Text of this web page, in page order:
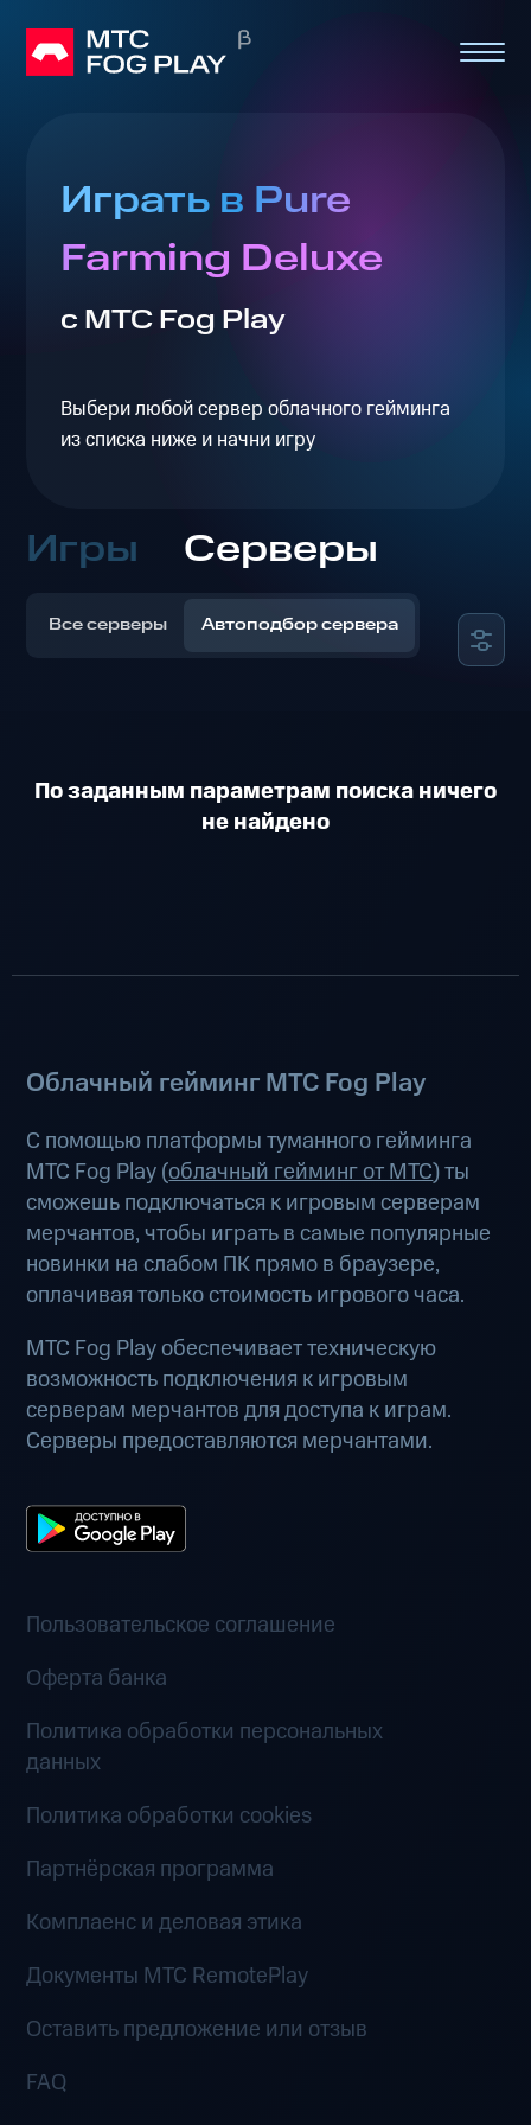
Играть в Pure
Farming Deluxe
с МТС Fog Play
Выбери любой сервер облачного гейминга
из списка ниже и начни игру
Игры Серверы
Все серверы Автоподбор сервера
По заданным параметрам поиска ничего
не найдено
Облачный гейминг МТС Fog Play
С помощью платформы туманного гейминга
МТС Fog Play (облачный гейминг от МТС) ты
сможешь подключаться к игровым серверам
мерчантов, чтобы играть в самые популярные
новинки на слабом ПК прямо в браузере,
оплачивая только стоимость игрового часа.
МТС Fog Play обеспечивает техническую
возможность подключения к игровым
серверам мерчантов для доступа к играм.
Серверы предоставляются мерчантами.
Пользовательское соглашение
Оферта банка
Политика обработки персональных
данных
Политика обработки cookies
Партнёрская программа
Комплаенс и деловая этика
Документы MTC RemotePlay
Оставить предложение или отзыв
FAQ